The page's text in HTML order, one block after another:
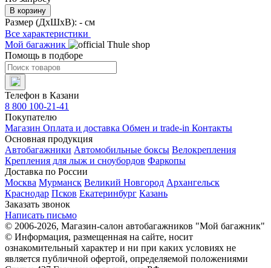
В корзину
Размер (ДхШхВ): - см
Все характеристики
Мой багажник
Помощь в подборе
Телефон в Казани
8 800 100-21-41
Покупателю
Магазин Оплата и доставка Обмен и trade-in Контакты
Основная продукция
Автобагажники Автомобильные боксы Велокрепления
Крепления для лыж и сноубордов Фаркопы
Доставка по России
Москва Мурманск Великий Новгород Архангельск
Краснодар Псков Екатеринбург Казань
Заказать звонок
Написать письмо
© 2006-2026, Магазин-салон автобагажников "Мой багажник"
© Информация, размещенная на сайте, носит
ознакомительный характер и ни при каких условиях не
является публичной офертой, определяемой положениями